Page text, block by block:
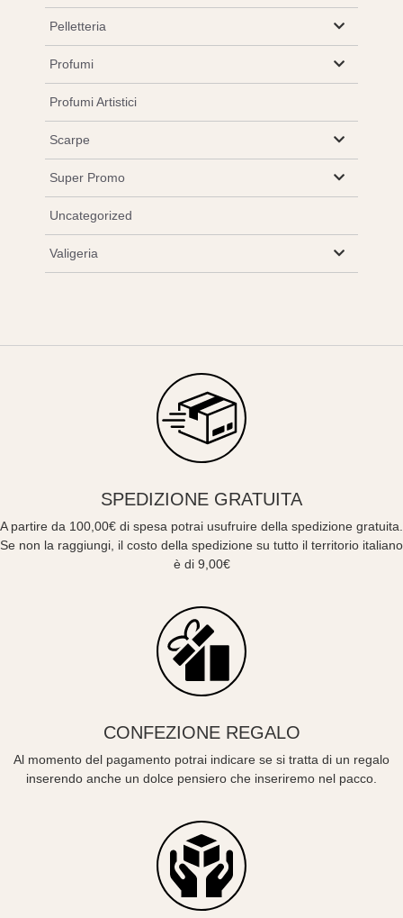
Pelletteria
Profumi
Profumi Artistici
Scarpe
Super Promo
Uncategorized
Valigeria
SPEDIZIONE GRATUITA
A partire da 100,00€ di spesa potrai usufruire della spedizione gratuita.
Se non la raggiungi, il costo della spedizione su tutto il territorio italiano
è di 9,00€
CONFEZIONE REGALO
Al momento del pagamento potrai indicare se si tratta di un regalo
inserendo anche un dolce pensiero che inseriremo nel pacco.